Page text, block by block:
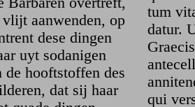
aanwenden, op
dese dingen
uyt sodanigen
hooftstoffen des
dat sij haar
tum
datur.
qui